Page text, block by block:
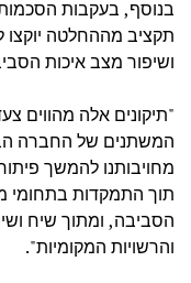
בנוסף, בעקבות
תקציב מההחלטה יוקצו
ושיפור מצב איכות
"תיקונים אלה מהווים
המשתנים של החברה
מחויבותנו להמשך
תוך התמקדות בתחומי
הסביבה, ומתוך שיח
והרשויות המקומיות".